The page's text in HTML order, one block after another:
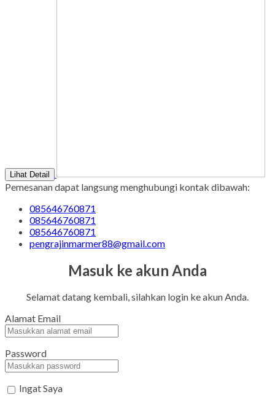
Lihat Detail
Pemesanan dapat langsung menghubungi kontak dibawah:
085646760871
085646760871
085646760871
pengrajinmarmer88@gmail.com
Masuk ke akun Anda
Selamat datang kembali, silahkan login ke akun Anda.
Alamat Email
Password
Ingat Saya